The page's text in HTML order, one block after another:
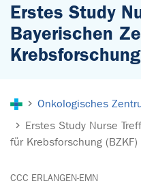
Erstes Study
Bayerischen
Onkologisches
Erstes Study Nurse
für Krebsforschung (BZKF)
CCC ERLANGEN-EMN